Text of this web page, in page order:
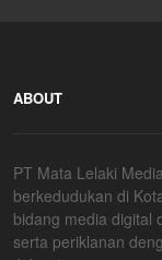
ABOUT
PT Mata Lelaki
berkedudukan di
bidang media digital
serta periklanan